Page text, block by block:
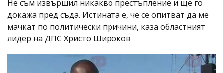
Не съм извършил никакво престъпление и ще го
докажа пред съда. Истината е, че се опитват да ме
мачкат по политически причини, каза областният
лидер на ДПС Христо Широков